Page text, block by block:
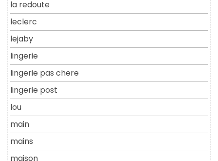
la redoute
leclerc
lejaby
lingerie
lingerie pas chere
lingerie post
lou
main
mains
maison